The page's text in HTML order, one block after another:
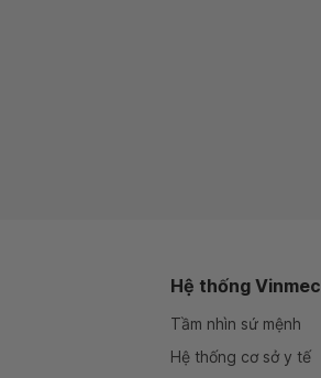
Hệ thống Vinmec
Tầm nhìn sứ mệnh
Hệ thống cơ sở y tế